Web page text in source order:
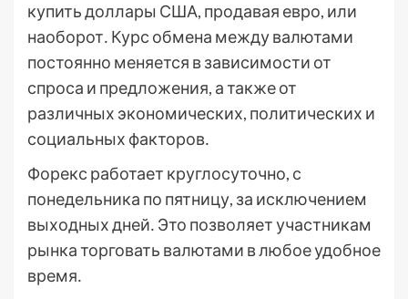
купить доллары США, продавая евро, или
наоборот․ Курс обмена между валютами
постоянно меняется в зависимости от
спроса и предложения, а также от
различных экономических, политических и
социальных факторов․
Форекс работает круглосуточно, с
понедельника по пятницу, за исключением
выходных дней․ Это позволяет участникам
рынка торговать валютами в любое удобное
время․